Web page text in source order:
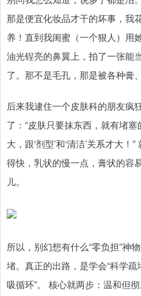
那是便宜化妆品才干的坏事，我
养！直到我闺蜜（一个狠人）用
油光锃亮的鼻翼上，拍了一张
了。那不是毛孔，那是被各种膏
后来我逮住一个皮肤科的朋友疯
了：“皮肤只要抹东西，就有堵
大，跟‘剂型’和‘清洁’关系才大
得快，乳状的慢一点，膏状的容
儿。
所以，别幻想有什么“零负担”神
堵。真正的出路，是学会“科学
吸循环”。 核心就两步：温和但